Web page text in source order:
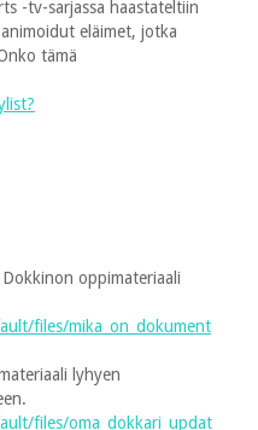
-tv-sarjassa haastateltiin
eläimet, jotka
tämä
oppimateriaali
files/mika_on_dokument
lyhyen
files/oma_dokkari_updat